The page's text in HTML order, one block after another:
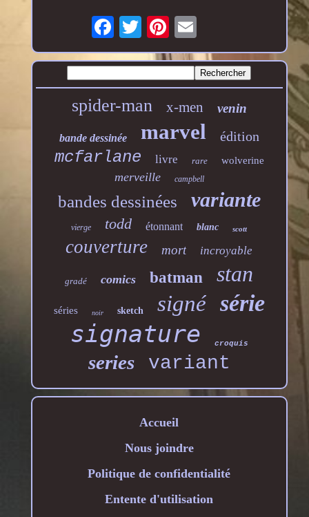
spider-man x-men venin
bande dessinée marvel édition
mcfarlane livre rare wolverine
merveille campbell
bandes dessinées variante
vierge todd étonnant blanc scott
couverture mort incroyable
gradé comics batman stan
séries noir sketch signé série
signature croquis
series variant
Accueil
Nous joindre
Politique de confidentialité
Entente d'utilisation